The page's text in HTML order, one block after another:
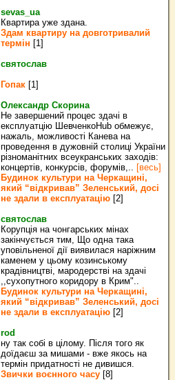
sevas_ua
Квартира уже здана.
Здам квартиру на довготривалий
термін [1]
святослав
Гопак [1]
Олександр Скорина
Не завершений процес здачі в
експлуатцію ШевченкоHub обмежує,
нажаль, можливості Канева на
проведення в дужовній столиці України
різноманітних всеукранських заходів:
концертів, конкурсів, форумів,.. [весь]
Будинок культури на Черкащині,
який “відкривав” Зеленський, досі
не здали в експлуатацію [2]
святослав
Корупція на чонгарських мінах
закінчується тим, Що одна така
уповільненої дії виявилася наріжним
каменем у цьому козинському
крадівництві, мародерстві на здачі
,,сухопутного коридору в Крим"..
Будинок культури на Черкащині,
який “відкривав” Зеленський, досі
не здали в експлуатацію [2]
rod
ну так собі в цілому. Після того як
доїдаєш за мишами - вже якось на
термін придатності не дивишся.
Звички воєнного часу [8]